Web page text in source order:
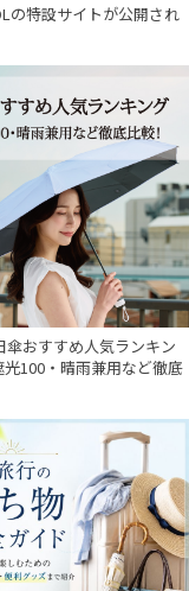
の特設サイトが公開され
傘おすすめ人気ランキン
光100・晴雨兼用など徹底